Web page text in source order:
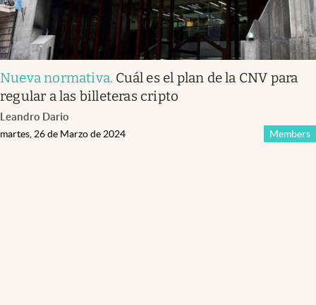
Nueva normativa. Cuál es el plan de la CNV para
regular a las billeteras cripto
Leandro Dario
Members
martes, 26 de Marzo de 2024